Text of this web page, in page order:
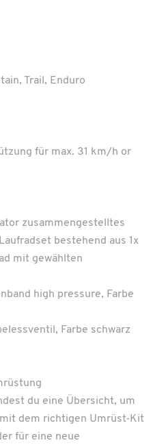
Trail, Enduro
für max. 31 km/h or
zusammengestelltes
bestehend aus 1x
mit gewählten
high pressure, Farbe
Farbe schwarz
du eine Übersicht, um
dem richtigen Umrüst-Kit
für eine neue